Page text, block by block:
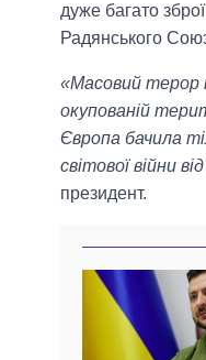
дуже багато
Радянського
«Масовий терор
окупованій
Європа бачила
світової війни
президент.